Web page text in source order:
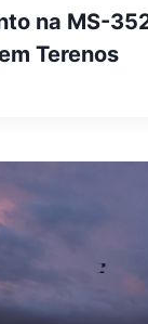
na MS-
Terenos